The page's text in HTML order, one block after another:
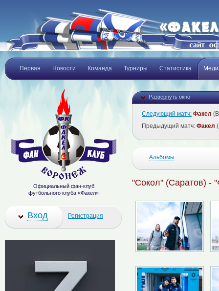
Первая Новости Команда Турниры Статистика
Развернуть окно
Следующий матч: Факел
Предыдущий матч: Факел
Альбомы
"Сокол" (Саратов) -
Официальный фан-клуб
футбольного клуба «Факел»
Вход Регистрация